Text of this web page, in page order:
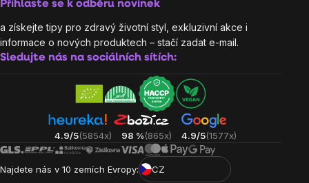
Přihlaste se k odběru novinek
a získejte tipy pro zdravý životní styl, exkluzivní akce i
informace o nových produktech – stačí zadat e-mail.
Sledujte nás na sociálních sítích:
4.9/5(5854x) 98 %(865x) 4.9/5(1577x)
Najdete nás v 10 zemích Evropy: CZ